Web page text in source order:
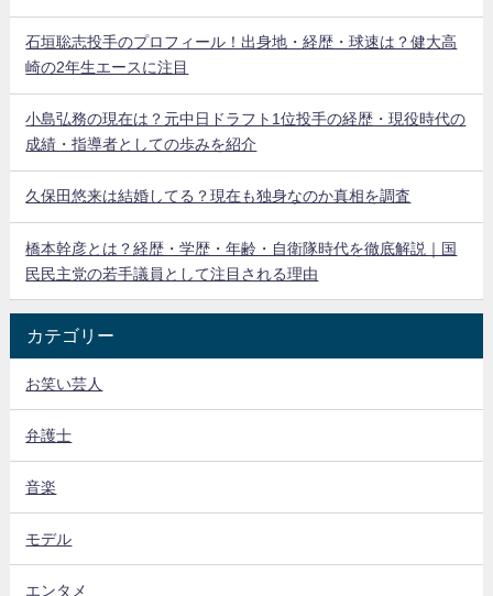
石垣聡志投手のプロフィール！出身地・経歴・球速は？健大高
崎の2年生エースに注目
小島弘務の現在は？元中日ドラフト1位投手の経歴・現役時代の
成績・指導者としての歩みを紹介
久保田悠来は結婚してる？現在も独身なのか真相を調査
橋本幹彦とは？経歴・学歴・年齢・自衛隊時代を徹底解説｜国
民民主党の若手議員として注目される理由
カテゴリー
お笑い芸人
弁護士
音楽
モデル
エンタメ